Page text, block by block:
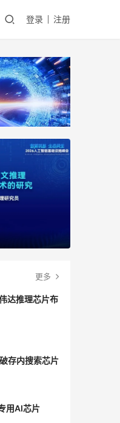
登录 注册
在
更多
达推理芯片布
存内搜索芯片
用AI芯片